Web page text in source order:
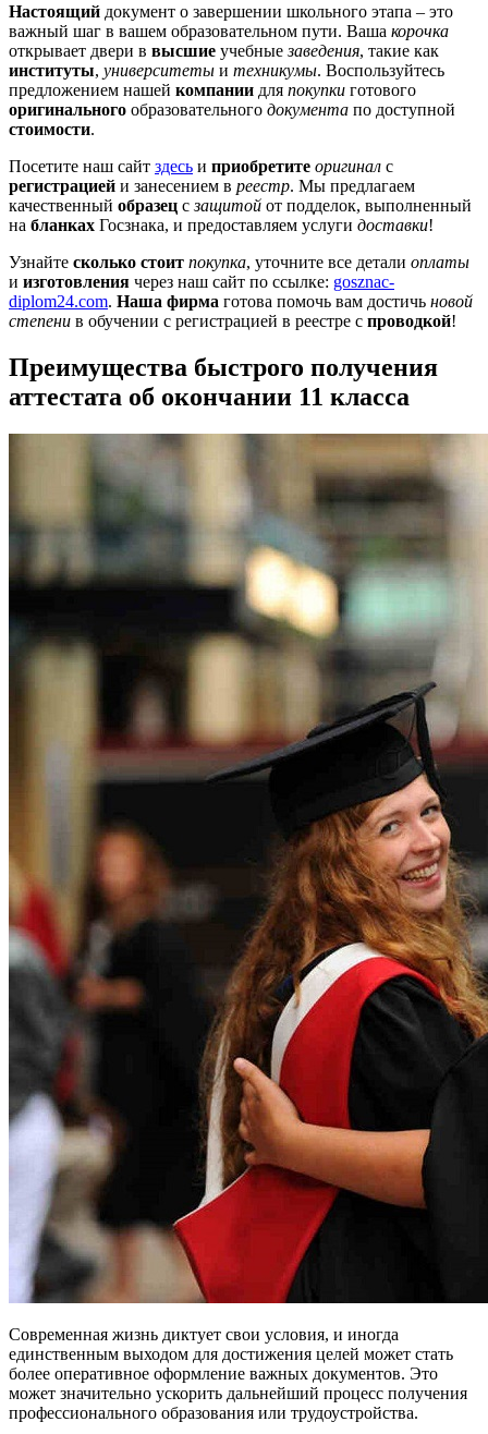
Настоящий документ о завершении школьного этапа – это
важный шаг в вашем образовательном пути. Ваша корочка
открывает двери в высшие учебныезаведения, такие как
институты, университеты и техникумы. Воспользуйтесь
предложением нашей компании для покупки готового
оригинального образовательного документа по доступной
стоимости.
Посетите наш сайт здесь и приобретите оригинал с
регистрацией и занесением в реестр. Мы предлагаем
качественный образец сзащитой от подделок, выполненный
на бланках Госзнака, и предоставляем услуги доставки!
Узнайте сколько стоит покупка, уточните все детали оплаты
и изготовления через наш сайт по ссылке: gosznac-
diplom24.com. Наша фирма готова помочь вам достичь новой
степени в обучении с регистрацией в реестре с проводкой!
Преимущества быстрого получения
аттестата об окончании 11 класса
Современная жизнь диктует свои условия, и иногда
единственным выходом для достижения целей может стать
более оперативное оформление важных документов. Это
может значительно ускорить дальнейший процесс получения
профессионального образования или трудоустройства.